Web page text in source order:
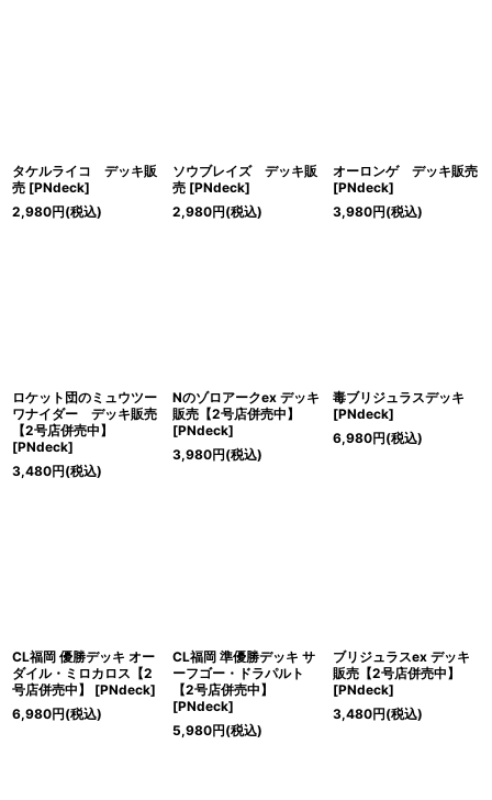
タケルライコ デッキ販
売 [PNdeck]
2,980円(税込)
ソウブレイズ デッキ販
売 [PNdeck]
2,980円(税込)
オーロンゲ デッキ販売
[PNdeck]
3,980円(税込)
ロケット団のミュウツー
ワナイダー デッキ販売
【2号店併売中】
[PNdeck]
3,480円(税込)
Nのゾロアークex デッキ
販売【2号店併売中】
[PNdeck]
3,980円(税込)
毒ブリジュラスデッキ
[PNdeck]
6,980円(税込)
CL福岡 優勝デッキ オー
ダイル・ミロカロス【2
号店併売中】
[PNdeck]
6,980円(税込)
CL福岡 準優勝デッキ サ
ーフゴー・ドラパルト
【2号店併売中】
[PNdeck]
5,980円(税込)
ブリジュラスex デッキ
販売【2号店併売中】
[PNdeck]
3,480円(税込)